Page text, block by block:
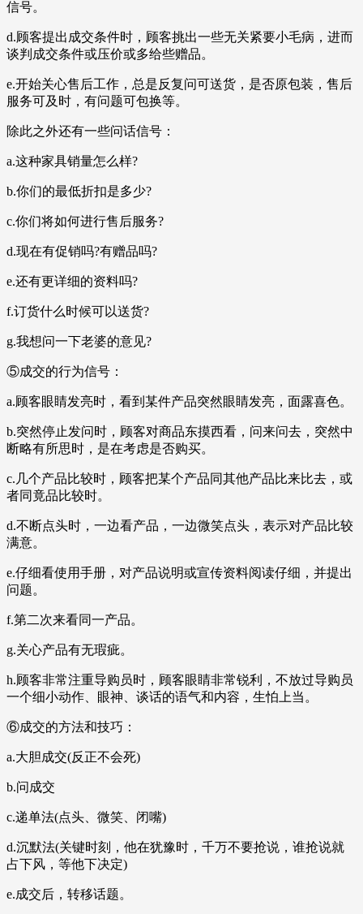
信号。
d.顾客提出成交条件时，顾客挑出一些无关紧要小毛病，进而
谈判成交条件或压价或多给些赠品。
e.开始关心售后工作，总是反复问可送货，是否原包装，售后
服务可及时，有问题可包换等。
除此之外还有一些问话信号：
a.这种家具销量怎么样?
b.你们的最低折扣是多少?
c.你们将如何进行售后服务?
d.现在有促销吗?有赠品吗?
e.还有更详细的资料吗?
f.订货什么时候可以送货?
g.我想问一下老婆的意见?
⑤成交的行为信号：
a.顾客眼睛发亮时，看到某件产品突然眼睛发亮，面露喜色。
b.突然停止发问时，顾客对商品东摸西看，问来问去，突然中
断略有所思时，是在考虑是否购买。
c.几个产品比较时，顾客把某个产品同其他产品比来比去，或
者同竟品比较时。
d.不断点头时，一边看产品，一边微笑点头，表示对产品比较
满意。
e.仔细看使用手册，对产品说明或宣传资料阅读仔细，并提出
问题。
f.第二次来看同一产品。
g.关心产品有无瑕疵。
h.顾客非常注重导购员时，顾客眼睛非常锐利，不放过导购员
一个细小动作、眼神、谈话的语气和内容，生怕上当。
⑥成交的方法和技巧：
a.大胆成交(反正不会死)
b.问成交
c.递单法(点头、微笑、闭嘴)
d.沉默法(关键时刻，他在犹豫时，千万不要抢说，谁抢说就
占下风，等他下决定)
e.成交后，转移话题。